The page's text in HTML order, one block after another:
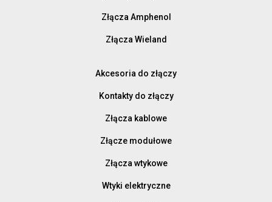
Złącza Amphenol
Złącza Wieland
Akcesoria do złączy
Kontakty do złączy
Złącza kablowe
Złącze modułowe
Złącza wtykowe
Wtyki elektryczne